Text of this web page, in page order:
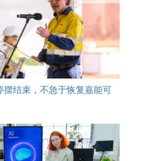
摆结束，不急于恢复嘉能可